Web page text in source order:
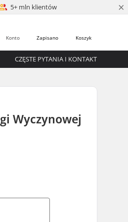
5+ mln klientów ×
Koszyk
Zapisano
Konto
CZĘSTE PYTANIA I KONTAKT
Wyczynowej